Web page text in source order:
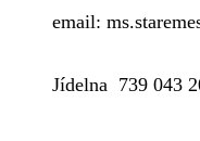
email:
Jídelna 739 043